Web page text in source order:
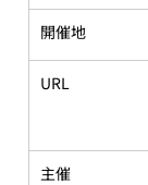
開催地
URL
主催